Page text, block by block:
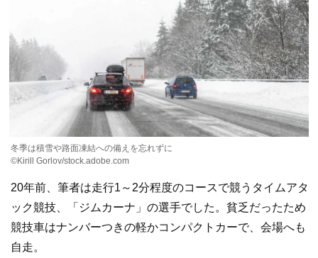
冬季は積雪や路面凍結への備えを忘れずに
©Kirill Gorlov/stock.adobe.com
20年前、筆者は走行1～2分程度のコースで競うタイムアタ
ック競技、「ジムカーナ」の選手でした。貧乏だったため
競技車はナンバーつきの軽かコンパクトカーで、会場へも
自走。